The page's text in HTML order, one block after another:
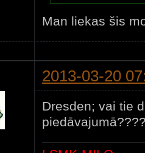
Man liekas šis
2013-03-20
Dresden; vai tie